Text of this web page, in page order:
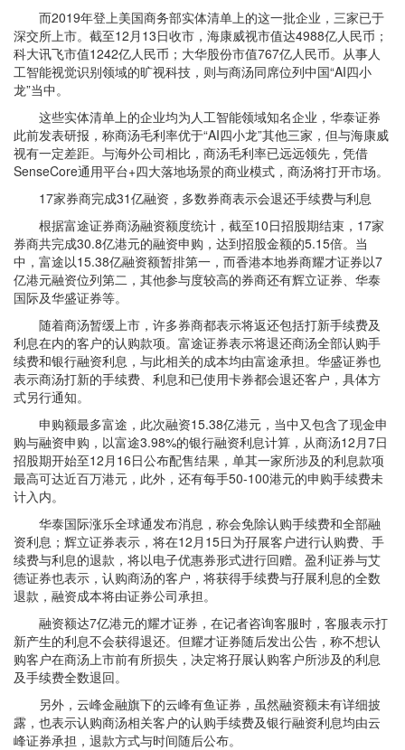
而2019年登上美国商务部实体清单上的这一批企业，三家已于
深交所上市。截至12月13日收市，海康威视市值达4988亿人民币；
科大讯飞市值1242亿人民币；大华股份市值767亿人民币。从事人
工智能视觉识别领域的旷视科技，则与商汤同席位列中国“AI四小
龙”当中。
这些实体清单上的企业均为人工智能领域知名企业，华泰证券
此前发表研报，称商汤毛利率优于“AI四小龙”其他三家，但与海康威
视有一定差距。与海外公司相比，商汤毛利率已远远领先，凭借
SenseCore通用平台+四大落地场景的商业模式，商汤将打开市场。
17家券商完成31亿融资，多数券商表示会退还手续费与利息
根据富途证券商汤融资额度统计，截至10日招股期结束，17家
券商共完成30.8亿港元的融资申购，达到招股金额的5.15倍。当
中，富途以15.38亿融资额暂排第一，而香港本地券商耀才证券以7
亿港元融资位列第二，其他参与度较高的券商还有辉立证券、华泰
国际及华盛证券等。
随着商汤暂缓上市，许多券商都表示将返还包括打新手续费及
利息在内的客户的认购款项。富途证券表示将退还商汤全部认购手
续费和银行融资利息，与此相关的成本均由富途承担。华盛证券也
表示商汤打新的手续费、利息和已使用卡券都会退还客户，具体方
式另行通知。
申购额最多富途，此次融资15.38亿港元，当中又包含了现金申
购与融资申购，以富途3.98%的银行融资利息计算，从商汤12月7日
招股期开始至12月16日公布配售结果，单其一家所涉及的利息款项
最高可达近百万港元，此外，还有每手50-100港元的申购手续费未
计入内。
华泰国际涨乐全球通发布消息，称会免除认购手续费和全部融
资利息；辉立证券表示，将在12月15日为孖展客户进行认购费、手
续费与利息的退款，将以电子优惠券形式进行回赠。盈利证券与艾
德证券也表示，认购商汤的客户，将获得手续费与孖展利息的全数
退款，融资成本将由证券公司承担。
融资额达7亿港元的耀才证券，在记者咨询客服时，客服表示打
新产生的利息不会获得退还。但耀才证券随后发出公告，称不想认
购客户在商汤上市前有所损失，决定将孖展认购客户所涉及的利息
及手续费全数退回。
另外，云峰金融旗下的云峰有鱼证券，虽然融资额未有详细披
露，也表示认购商汤相关客户的认购手续费及银行融资利息均由云
峰证券承担，退款方式与时间随后公布。